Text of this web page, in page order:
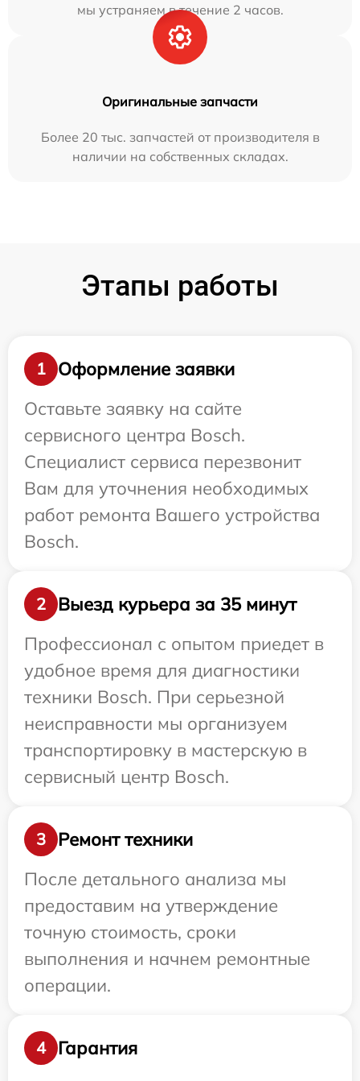
мы устраняем в течение 2 часов.
Оригинальные запчасти
Более 20 тыс. запчастей от производителя в
наличии на собственных складах.
Этапы работы
1
Оформление заявки
Оставьте заявку на сайте
сервисного центра Bosch.
Специалист сервиса перезвонит
Вам для уточнения необходимых
работ ремонта Вашего устройства
Bosch.
2
Выезд курьера за 35 минут
Профессионал с опытом приедет в
удобное время для диагностики
техники Bosch. При серьезной
неисправности мы организуем
транспортировку в мастерскую в
сервисный центр Bosch.
3
Ремонт техники
После детального анализа мы
предоставим на утверждение
точную стоимость, сроки
выполнения и начнем ремонтные
операции.
4
Гарантия